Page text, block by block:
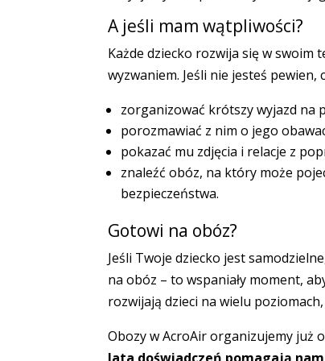
A jeśli mam wątpliwości?
Każde dziecko rozwija się w swoim
wyzwaniem. Jeśli nie jesteś
zorganizować krótszy wyjazd na
porozmawiać z nim o jego
pokazać mu zdjęcia i relacje z
znaleźć obóz, na który może
bezpieczeństwa.
Gotowi na obóz?
Jeśli Twoje dziecko jest
na obóz – to wspaniały moment,
rozwijają dzieci na wielu
Obozy w AcroAir organizujemy już